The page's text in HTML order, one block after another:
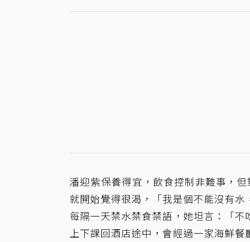
潘迎紫保養得宜，飲食控制非難事，
就開始覺得很渴，「我是個不能沒有
每隔一天禁水禁食禁語，她坦言：「
上下課回酒店途中，會經過一家海鮮